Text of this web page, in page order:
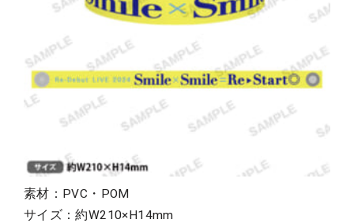
素材：PVC・POM
サイズ：約W210×H14mm